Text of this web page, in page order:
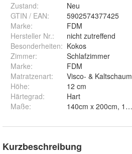
Zustand:
Neu
GTIN / EAN:
5902574377425
Marke:
FDM
Hersteller Nr.:
nicht zutreffend
Besonderheiten: Kokos
Zimmer:
Schlafzimmer
Marke:
FDM
Matratzenart:
Visco- & Kaltschaum
Höhe:
12 cm
Härtegrad:
Hart
Maße:
Kurzbeschreibung